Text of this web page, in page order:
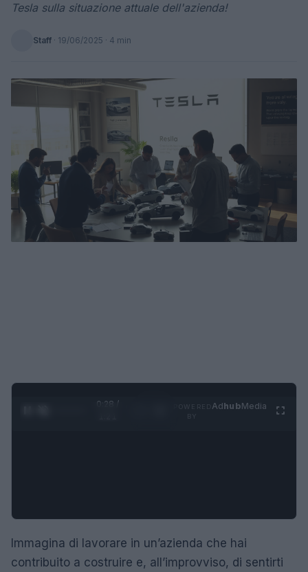
Tesla sulla situazione attuale dell'azienda!
Staff · 19/06/2025 · 4 min
0:28 /
AdhubMedia
Immagina di lavorare in un’azienda che hai
contribuito a costruire e, all’improvviso, di sentirti